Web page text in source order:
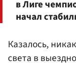
в Лиге
начал
Казалось,
света в